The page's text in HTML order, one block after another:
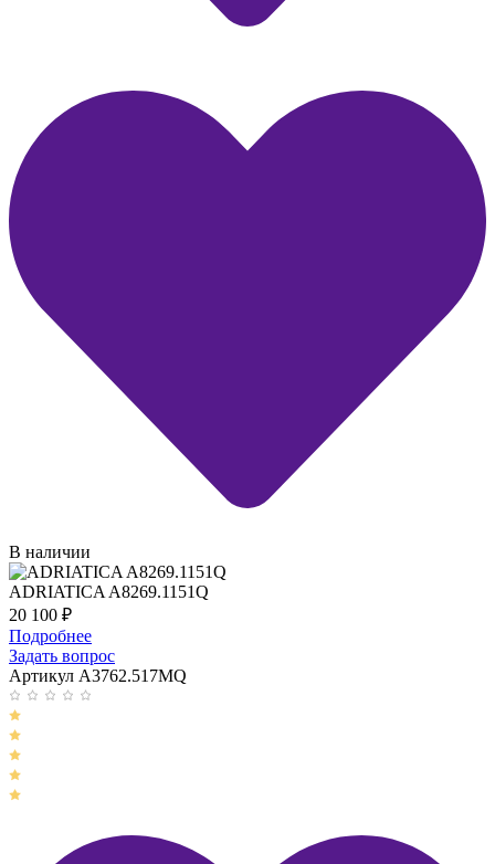
В наличии
ADRIATICA A8269.1151Q
20 100 ₽
Подробнее
Задать вопрос
Артикул A3762.517MQ